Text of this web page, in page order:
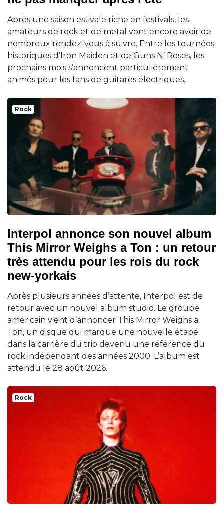
Après une saison estivale riche en festivals, les
amateurs de rock et de metal vont encore avoir de
nombreux rendez-vous à suivre. Entre les tournées
historiques d’Iron Maiden et de Guns N’ Roses, les
prochains mois s’annoncent particulièrement
animés pour les fans de guitares électriques.
Rock
Interpol annonce son nouvel album
This Mirror Weighs a Ton : un retour
très attendu pour les rois du rock
new-yorkais
Après plusieurs années d’attente, Interpol est de
retour avec un nouvel album studio. Le groupe
américain vient d’annoncer This Mirror Weighs a
Ton, un disque qui marque une nouvelle étape
dans la carrière du trio devenu une référence du
rock indépendant des années 2000. L’album est
attendu le 28 août 2026.
Rock